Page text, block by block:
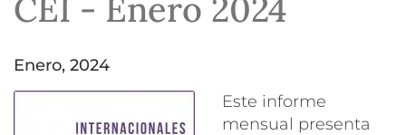
CEI - Enero 2024
enero, 2024
Este informe
mensual presenta